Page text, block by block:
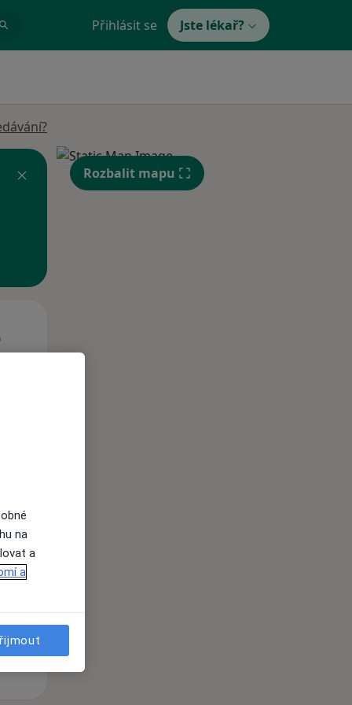
Přihlásit se Jste lékař?
Rozbalit mapu
na
a
a